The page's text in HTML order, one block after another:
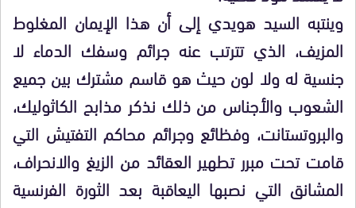
وينتبه السيد هويدي إلى أن هذا الإيمان المغلوط
المزيف، الذي تترتب عنه جرائم وسفك الدماء لا
جنسية له ولا لون حيث هو قاسم مشترك بين جميع
الشعوب والأجناس من ذلك نذكر مذابح الكاثوليك،
والبروتستانت، وفظائع وجرائم محاكم التفتيش التي
قامت تحت مبرر تطهير العقائد من الزيغ والانحراف،
المشانق التي نصبها اليعاقبة بعد الثورة الفرنسية